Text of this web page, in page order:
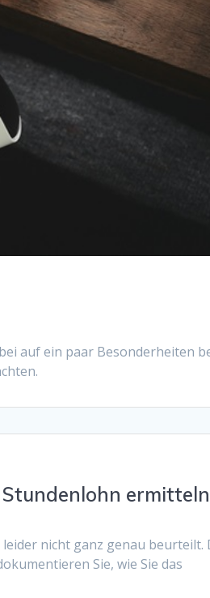
auf ein paar Besonderheiten
ermitteln
nicht ganz genau beurteilt.
Sie, wie Sie das